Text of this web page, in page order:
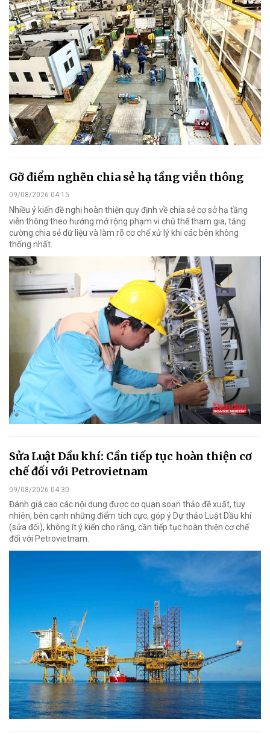
Gỡ điểm nghẽn chia sẻ hạ tầng viễn thông
09/08/2026 04:15
Nhiều ý kiến đề nghị hoàn thiện quy định về chia sẻ cơ sở hạ tầng
viễn thông theo hướng mở rộng phạm vi chủ thể tham gia, tăng
cường chia sẻ dữ liệu và làm rõ cơ chế xử lý khi các bên không
thống nhất.
Sửa Luật Dầu khí: Cần tiếp tục hoàn thiện cơ
chế đối với Petrovietnam
09/08/2026 04:30
Đánh giá cao các nội dung được cơ quan soạn thảo đề xuất, tuy
nhiên, bên cạnh những điểm tích cực, góp ý Dự thảo Luật Dầu khí
(sửa đổi), không ít ý kiến cho rằng, cần tiếp tục hoàn thiện cơ chế
đối với Petrovietnam.